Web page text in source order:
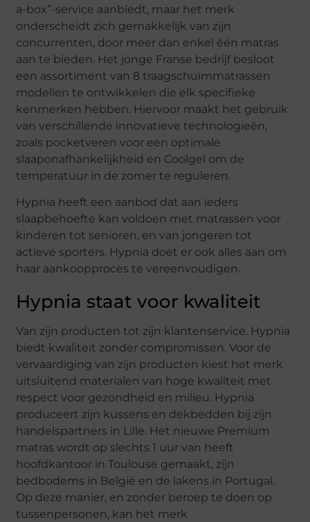
a-box”-service aanbiedt, maar het merk
onderscheidt zich gemakkelijk van zijn
concurrenten, door meer dan enkel één matras
aan te bieden. Het jonge Franse bedrijf besloot
een assortiment van 8 traagschuimmatrassen
modellen te ontwikkelen die elk specifieke
kenmerken hebben. Hiervoor maakt het gebruik
van verschillende innovatieve technologieën,
zoals pocketveren voor een optimale
slaaponafhankelijkheid en Coolgel om de
temperatuur in de zomer te reguleren.
Hypnia heeft een aanbod dat aan ieders
slaapbehoefte kan voldoen met matrassen voor
kinderen tot senioren, en van jongeren tot
actieve sporters. Hypnia doet er ook alles aan om
haar aankoopproces te vereenvoudigen.
Hypnia staat voor kwaliteit
Van zijn producten tot zijn klantenservice. Hypnia
biedt kwaliteit zonder compromissen. Voor de
vervaardiging van zijn producten kiest het merk
uitsluitend materialen van hoge kwaliteit met
respect voor gezondheid en milieu. Hypnia
produceert zijn kussens en dekbedden bij zijn
handelspartners in Lille. Het nieuwe Premium
matras wordt op slechts 1 uur van heeft
hoofdkantoor in Toulouse gemaakt, zijn
bedbodems in België en de lakens in Portugal.
Op deze manier, en zonder beroep te doen op
tussenpersonen, kan het merk